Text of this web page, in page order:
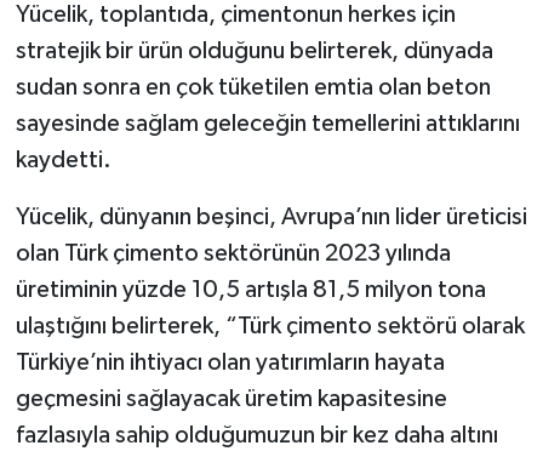
Yücelik, toplantıda, çimentonun herkes için
stratejik bir ürün olduğunu belirterek, dünyada
sudan sonra en çok tüketilen emtia olan beton
sayesinde sağlam geleceğin temellerini attıklarını
kaydetti.
Yücelik, dünyanın beşinci, Avrupa’nın lider üreticisi
olan Türk çimento sektörünün 2023 yılında
üretiminin yüzde 10,5 artışla 81,5 milyon tona
ulaştığını belirterek, “Türk çimento sektörü olarak
Türkiye’nin ihtiyacı olan yatırımların hayata
geçmesini sağlayacak üretim kapasitesine
fazlasıyla sahip olduğumuzun bir kez daha altını